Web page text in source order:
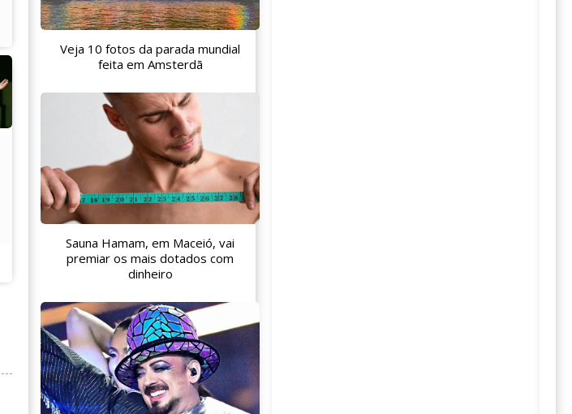
Veja 10 fotos da parada mundial
feita em Amsterdã
Sauna Hamam, em Maceió, vai
premiar os mais dotados com
dinheiro